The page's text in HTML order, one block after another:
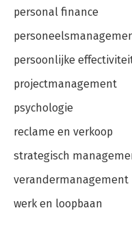
personal finance
persoonlijke
projectmanagement
psychologie
reclame en verkoop
strategisch
verandermanagement
werk en loopbaan